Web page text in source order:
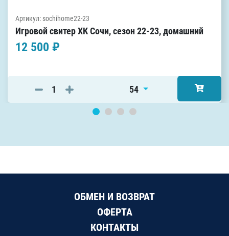
Артикул: sochihome22-23
Игровой свитер ХК Сочи, сезон 22-23, домашний
12 500 ₽
54
ОБМЕН И ВОЗВРАТ
ОФЕРТА
КОНТАКТЫ